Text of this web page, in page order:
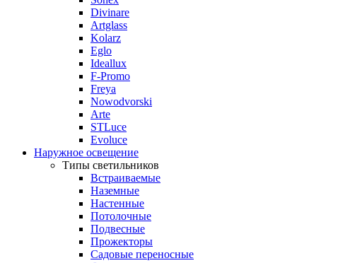
Divinare
Artglass
Kolarz
Eglo
Ideallux
F-Promo
Freya
Nowodvorski
Arte
STLuce
Evoluce
Наружное освещение
Типы светильников
Встраиваемые
Наземные
Настенные
Потолочные
Подвесные
Прожекторы
Садовые переносные